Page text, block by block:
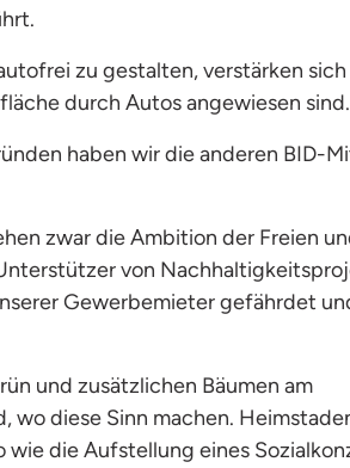
zu gestalten, verstärken
durch Autos angewiesen sind.
haben wir die anderen BID-
zwar die Ambition der Freien
von
Gewerbemieter gefährdet
und zusätzlichen Bäumen am
wo diese Sinn machen.
wie dieAufstellung eines